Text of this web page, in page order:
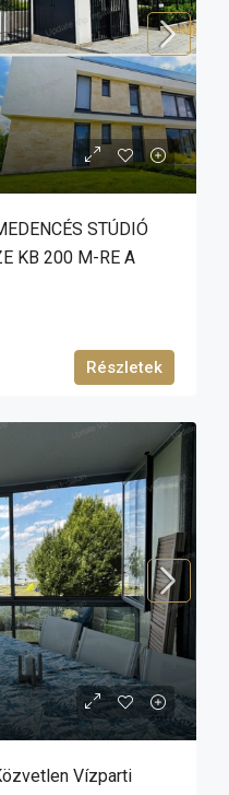
STÚDIÓ
KB 200 M-RE A
Részletek
Vízparti